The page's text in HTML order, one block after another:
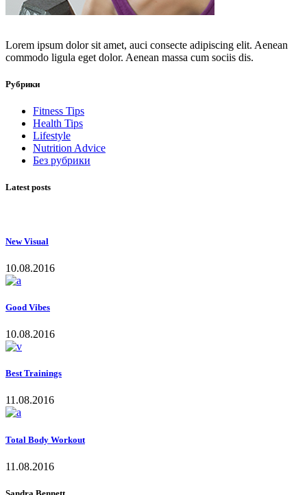
Lorem ipsum dolor sit amet, auci consecte adipiscing elit. Aenean
commodo ligula eget dolor. Aenean massa cum sociis dis.
Рубрики
Fitness Tips
Health Tips
Lifestyle
Nutrition Advice
Без рубрики
Latest posts
New Visual
10.08.2016
Good Vibes
10.08.2016
Best Trainings
11.08.2016
Total Body Workout
11.08.2016